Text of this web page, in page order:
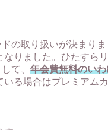
の取り扱いが決まりま
なりました。ひたすら
て、 年会費無料のい
る場合はプレミアム